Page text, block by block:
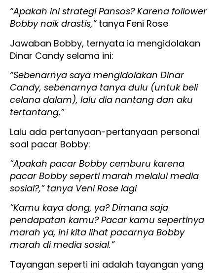
“Apakah ini strategiPansos? Karena follower
Bobby naik drastis,”tanya Feni Rose
Jawaban Bobby, ternyata ia mengidolakan
Dinar Candy selama ini:
“Sebenarnya saya mengidolakan Dinar
Candy, sebenarnya tanya dulu (untuk beli
celana dalam), lalu dia nantang dan aku
tertantang.”
Lalu ada pertanyaan-pertanyaan personal
soal pacar Bobby:
“Apakah pacar Bobby cemburu karena
pacar Bobby seperti marah melalui media
sosial?,” tanya Veni Rose lagi
“Kamu kaya dong, ya? Dimana saja
pendapatan kamu? Pacar kamu sepertinya
marah ya, ini kita lihat pacarnya Bobby
marah di media sosial.”
Tayangan seperti ini adalah tayangan yang